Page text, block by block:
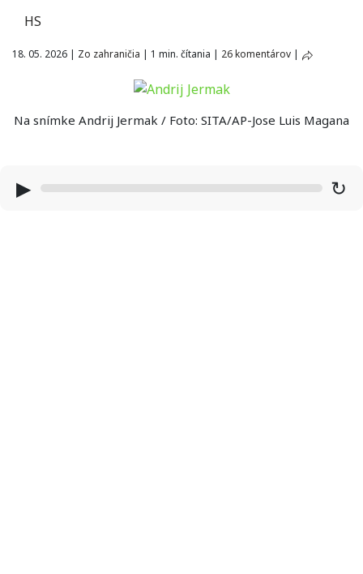
HS
18. 05. 2026 | Zo zahraničia | 1 min. čítania | 26 komentárov |
Na snímke Andrij Jermak / Foto: SITA/AP-Jose Luis Magana
▶ ↻